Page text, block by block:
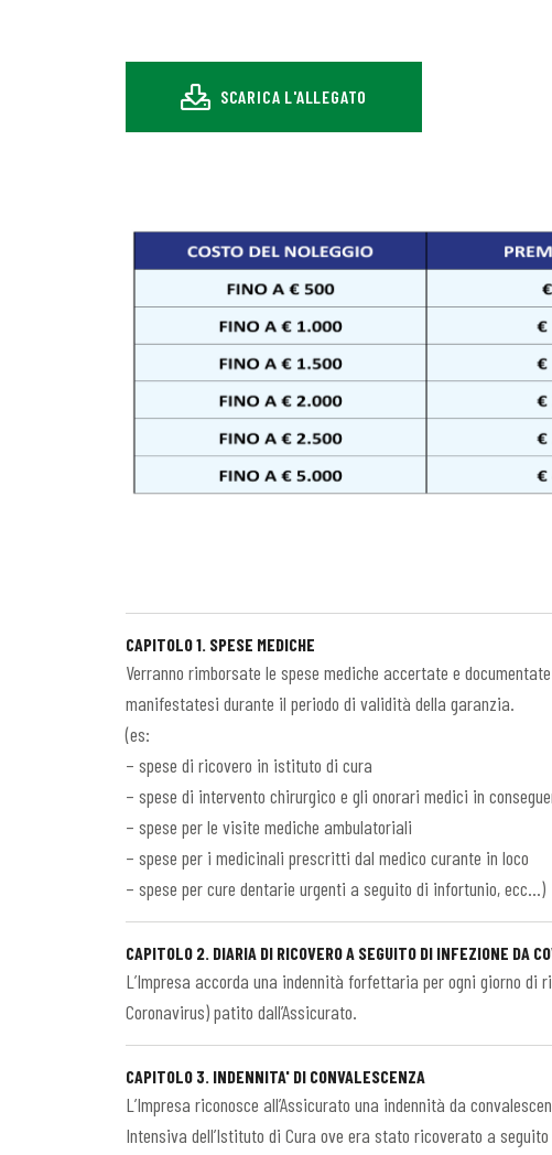
SCARICA L'ALLEGATO
CAPITOLO 1. SPESE MEDICHE
Verranno rimborsate le spese mediche accertate e
manifestatesi durante il periodo di validità della garanzia.
(es:
– spese di ricovero in istituto di cura
– spese di intervento chirurgico e gli onorari medici in
– spese per le visite mediche ambulatoriali
– spese per i medicinali prescritti dal medico curante in loco
– spese per cure dentarie urgenti a seguito di infortunio, ecc…)
CAPITOLO 2. DIARIA DI RICOVERO A SEGUITO DI INFEZIONE DA
L’Impresa accorda una indennità forfettaria per ogni giorno di
Coronavirus) patito dall’Assicurato.
CAPITOLO 3. INDENNITA' DI CONVALESCENZA
L’Impresa riconosce all’Assicurato una indennità da
Intensiva dell’Istituto di Cura ove era stato ricoverato a seguito